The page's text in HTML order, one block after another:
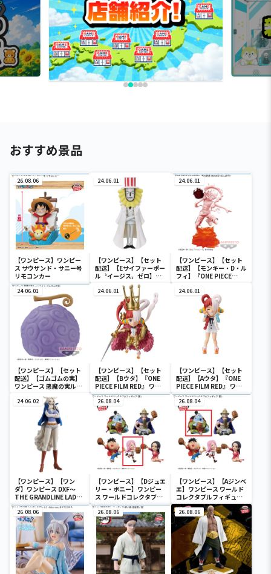
おすすめ景品
26.08.06
【ワンピース】ワンピー
ス サウザンド・サニー号
リモコンカー
24.06.01
【ワンピース】【セット
配送】【Eサイファーポー
ル〝イージス〟ゼロ】ワ
ンピース ワールドコレク
タブルフィギュア-ワノ国
鬼ヶ島編7-
24.06.01
【ワンピース】【セット
配送】【モンキー・D・ル
フィ】『ONE PIECE
MONKEY.D.LUFFY-
24.06.01
【ワンピース】【セット
配送】【ゴムゴムの実】
ワンピース 悪魔の実ルー
ムライト-ゴムゴムの実-
24.06.01
【ワンピース】【セット
配送】【Bウタ】『ONE
PIECE FILM RED』 ワー
ルドコレクタブルフィギ
ュア-UTA COLLECTION-
24.06.01
【ワンピース】【セット
配送】【Aウタ】『ONE
PIECE FILM RED』 ワー
ルドコレクタブルフィギ
ュア-UTA COLLECTION-
24.06.02
【ワンピース】【ワン
ダ】ワンピース DXF～
THE GRANDLINE LADY
～ワノ国 vol.10
26.08.04
【ワンピース】【Dジュエ
リー・ボニー】ワンピー
ス ワールドコレクタブル
フィギュア-宴1-
26.08.04
【ワンピース】【Aジンベ
エ】ワンピース ワールド
コレクタブルフィギュア-
宴1-
26.08.06 26.08.06 26.08.06